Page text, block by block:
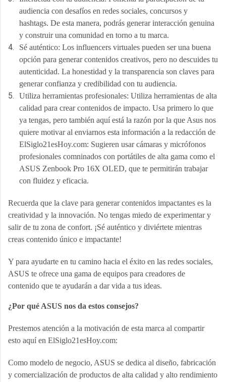
audiencia con desafíos en redes sociales, concursos y
hashtags. De esta manera, podrás generar interacción genuina
y construir una comunidad en torno a tu marca.
Sé auténtico: Los influencers virtuales pueden ser una buena
opción para generar contenidos creativos, pero no descuides tu
autenticidad. La honestidad y la transparencia son claves para
generar confianza y credibilidad con tu audiencia.
Utiliza herramientas profesionales: Utiliza herramientas de alta
calidad para crear contenidos de impacto. Usa primero lo que
ya tengas, pero también aquí está la razón por la que Asus nos
quiere motivar al enviarnos esta información a la redacción de
ElSiglo21esHoy.com: Sugieren usar cámaras y micrófonos
profesionales comninados con portátiles de alta gama como el
ASUS Zenbook Pro 16X OLED, que te permitirán trabajar
con fluidez y eficacia.
Recuerda que la clave para generar contenidos impactantes es la
creatividad y la innovación. No tengas miedo de experimentar y
salir de tu zona de confort. ¡Sé auténtico y diviértete mientras
creas contenido único e impactante!
Y para ayudarte en tu camino hacia el éxito en las redes sociales,
ASUS te ofrece una gama de equipos para creadores de
contenido que te ayudarán a dar vida a tus ideas.
¿Por qué ASUS nos da estos consejos?
Prestemos atención a la motivación de esta marca al compartir
esto aquí en ElSiglo21esHoy.com:
Como modelo de negocio, ASUS se dedica al diseño, fabricación
y comercialización de productos de alta calidad y alto rendimiento